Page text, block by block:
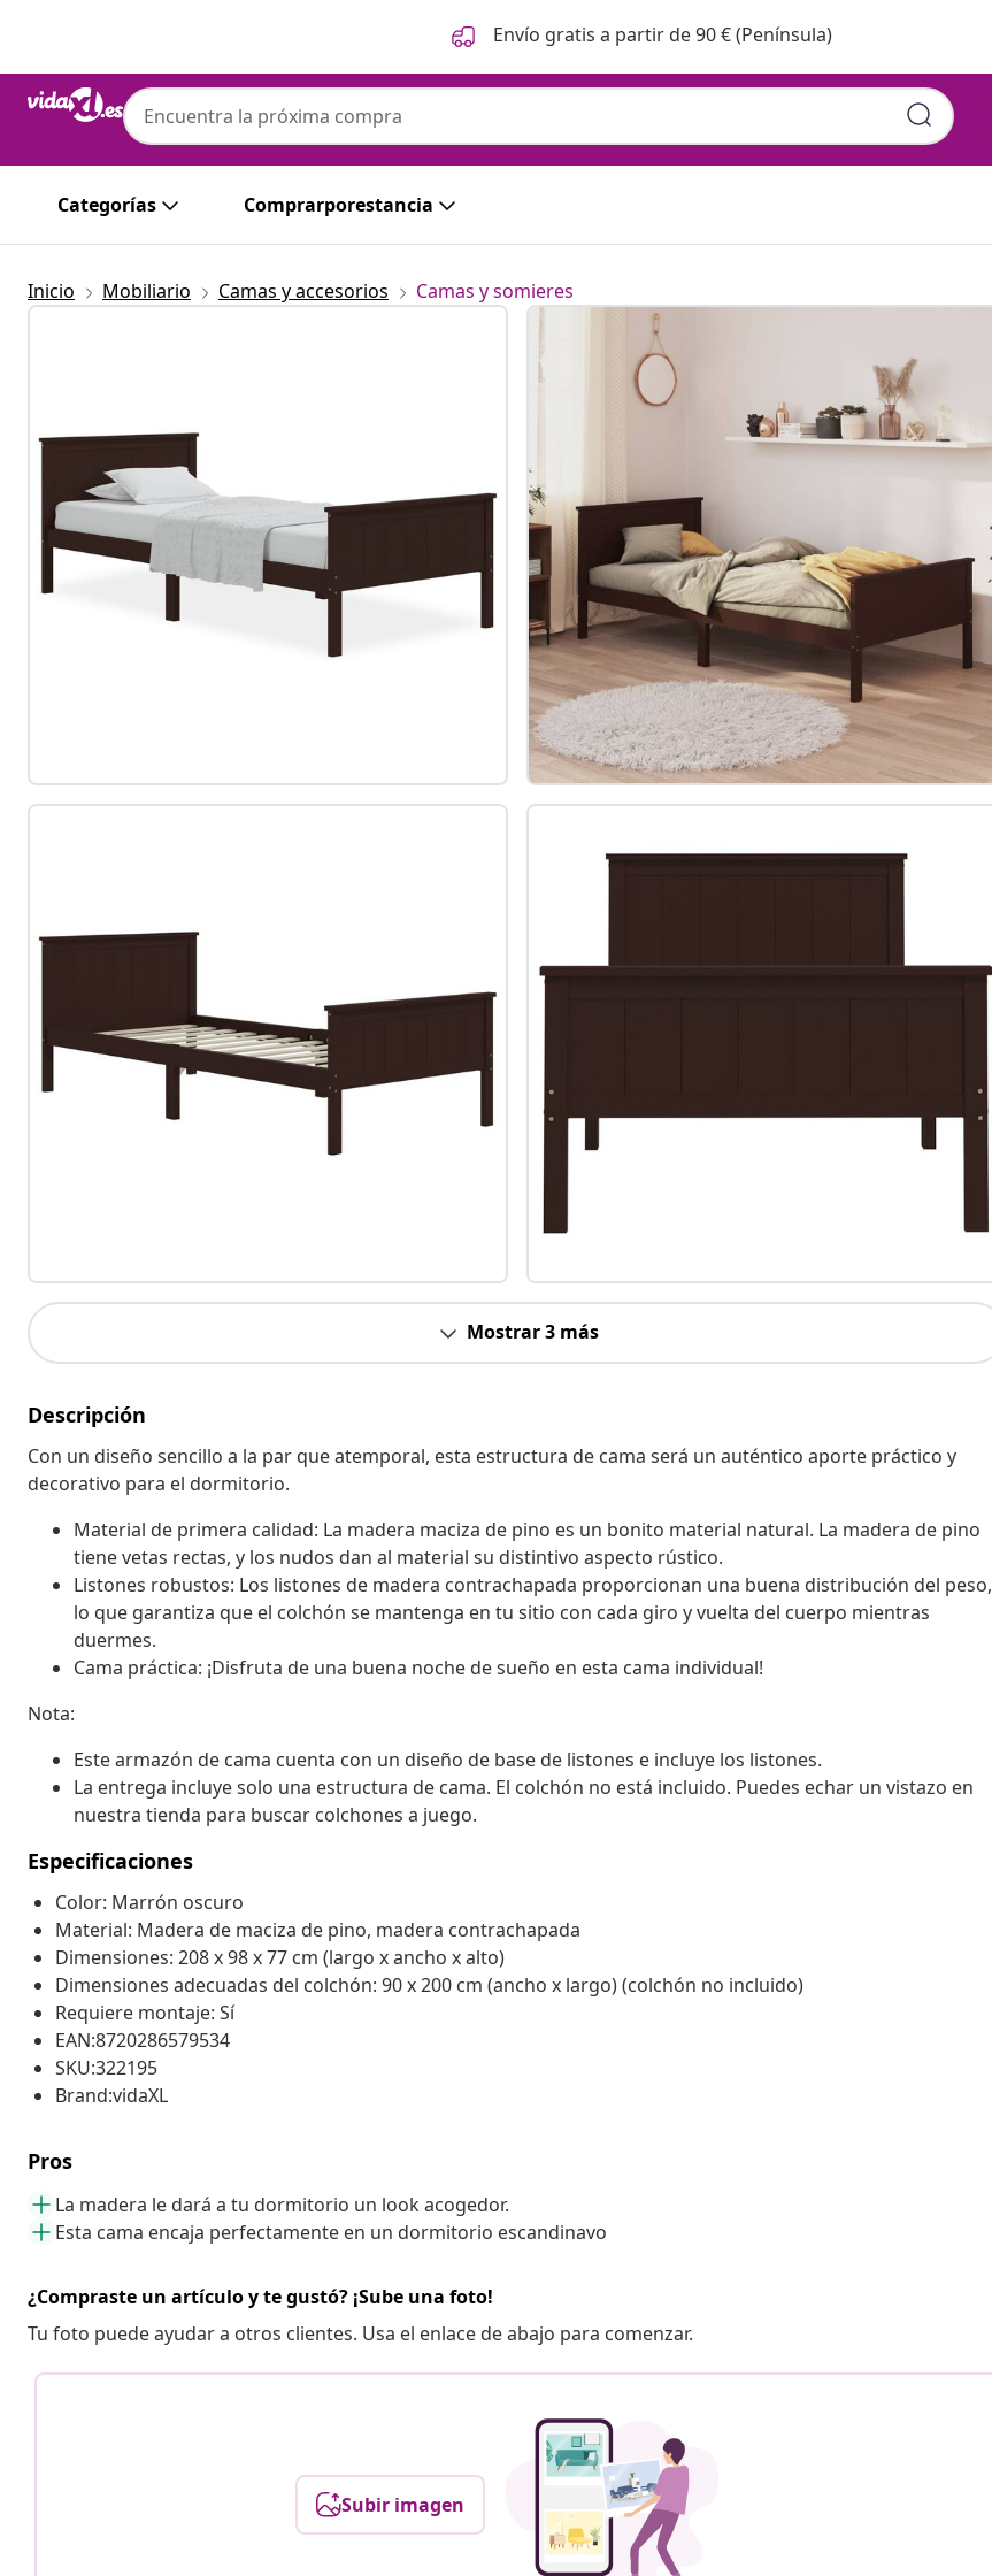
Envío gratis a partir de 90 € (Península)
Categorías Comprarporestancia
Inicio Mobiliario Camas y accesorios Camas y somieres
Mostrar 3 más
Descripción
Con un diseño sencillo a la par que atemporal, esta estructura de cama será un auténtico aporte práctico y
decorativo para el dormitorio.
Material de primera calidad: La madera maciza de pino es un bonito material natural. La madera de pino
tiene vetas rectas, y los nudos dan al material su distintivo aspecto rústico.
Listones robustos: Los listones de madera contrachapada proporcionan una buena distribución del peso,
lo que garantiza que el colchón se mantenga en tu sitio con cada giro y vuelta del cuerpo mientras
duermes.
Cama práctica: ¡Disfruta de una buena noche de sueño en esta cama individual!
Nota:
Este armazón de cama cuenta con un diseño de base de listones e incluye los listones.
La entrega incluye solo una estructura de cama. El colchón no está incluido. Puedes echar un vistazo en
nuestra tienda para buscar colchones a juego.
Especificaciones
Color: Marrón oscuro
Material: Madera de maciza de pino, madera contrachapada
Dimensiones: 208 x 98 x 77 cm (largo x ancho x alto)
Dimensiones adecuadas del colchón: 90 x 200 cm (ancho x largo) (colchón no incluido)
Requiere montaje: Sí
EAN:8720286579534
SKU:322195
Brand:vidaXL
Pros
La madera le dará a tu dormitorio un look acogedor.
Esta cama encaja perfectamente en un dormitorio escandinavo
¿Compraste un artículo y te gustó? ¡Sube una foto!
Tu foto puede ayudar a otros clientes. Usa el enlace de abajo para comenzar.
Subir imagen